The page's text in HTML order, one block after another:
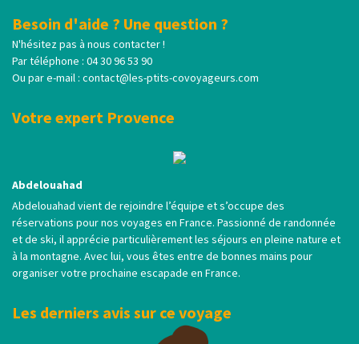
Besoin d'aide ? Une question ?
N'hésitez pas à nous contacter !
Par téléphone : 04 30 96 53 90
Ou par e-mail : contact@les-ptits-covoyageurs.com
Votre expert Provence
Abdelouahad
Abdelouahad vient de rejoindre l’équipe et s’occupe des
réservations pour nos voyages en France. Passionné de randonnée
et de ski, il apprécie particulièrement les séjours en pleine nature et
à la montagne. Avec lui, vous êtes entre de bonnes mains pour
organiser votre prochaine escapade en France.
Les derniers avis sur ce voyage